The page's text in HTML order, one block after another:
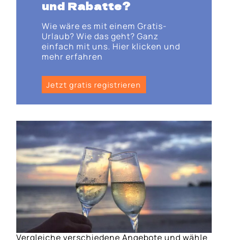
und Rabatte?
Wie wäre es mit einem Gratis-
Urlaub? Wie das geht? Ganz
einfach mit uns. Hier klicken und
mehr erfahren
Jetzt gratis registrieren
Vergleiche verschiedene Angebote und wähle